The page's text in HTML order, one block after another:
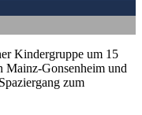
Kindergruppe um 15
Gonsenheim und
zum